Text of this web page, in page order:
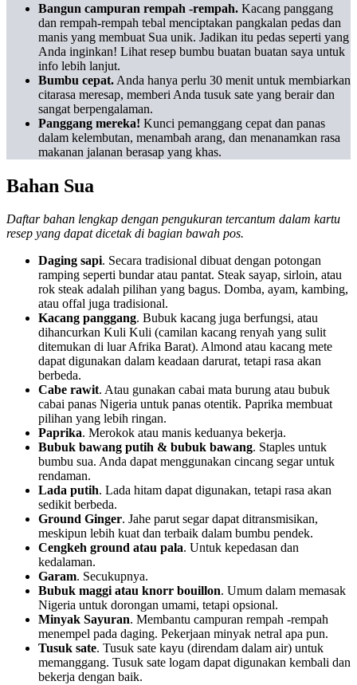
Bangun campuran rempah -rempah. Kacang panggang
dan rempah-rempah tebal menciptakan pangkalan pedas dan
manis yang membuat Sua unik. Jadikan itu pedas seperti yang
Anda inginkan! Lihat resep bumbu buatan buatan saya untuk
info lebih lanjut.
Bumbu cepat. Anda hanya perlu 30 menit untuk membiarkan
citarasa meresap, memberi Anda tusuk sate yang berair dan
sangat berpengalaman.
Panggang mereka! Kunci pemanggang cepat dan panas
dalam kelembutan, menambah arang, dan menanamkan rasa
makanan jalanan berasap yang khas.
Bahan Sua
Daftar bahan lengkap dengan pengukuran tercantum dalam kartu
resep yang dapat dicetak di bagian bawah pos.
Daging sapi. Secara tradisional dibuat dengan potongan
ramping seperti bundar atau pantat. Steak sayap, sirloin, atau
rok steak adalah pilihan yang bagus. Domba, ayam, kambing,
atau offal juga tradisional.
Kacang panggang. Bubuk kacang juga berfungsi, atau
dihancurkan Kuli Kuli (camilan kacang renyah yang sulit
ditemukan di luar Afrika Barat). Almond atau kacang mete
dapat digunakan dalam keadaan darurat, tetapi rasa akan
berbeda.
Cabe rawit. Atau gunakan cabai mata burung atau bubuk
cabai panas Nigeria untuk panas otentik. Paprika membuat
pilihan yang lebih ringan.
Paprika. Merokok atau manis keduanya bekerja.
Bubuk bawang putih & bubuk bawang. Staples untuk
bumbu sua. Anda dapat menggunakan cincang segar untuk
rendaman.
Lada putih. Lada hitam dapat digunakan, tetapi rasa akan
sedikit berbeda.
Ground Ginger. Jahe parut segar dapat ditransmisikan,
meskipun lebih kuat dan terbaik dalam bumbu pendek.
Cengkeh ground atau pala. Untuk kepedasan dan
kedalaman.
Garam. Secukupnya.
Bubuk maggi atau knorr bouillon. Umum dalam memasak
Nigeria untuk dorongan umami, tetapi opsional.
Minyak Sayuran. Membantu campuran rempah -rempah
menempel pada daging. Pekerjaan minyak netral apa pun.
Tusuk sate. Tusuk sate kayu (direndam dalam air) untuk
memanggang. Tusuk sate logam dapat digunakan kembali dan
bekerja dengan baik.